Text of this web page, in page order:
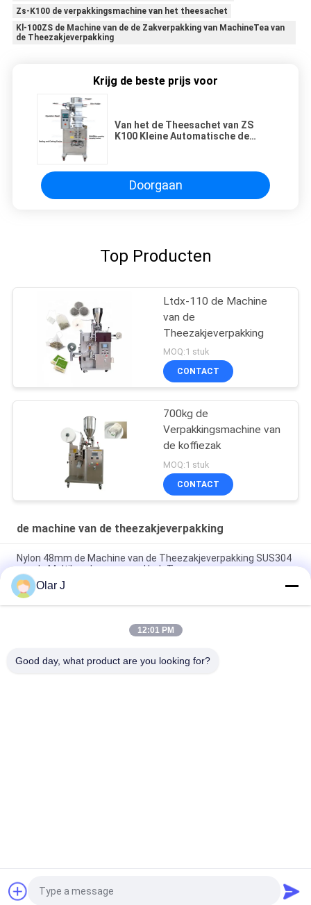
Zs-K100 de verpakkingsmachine van het theesachet
Kl-100ZS de Machine van de de Zakverpakking van MachineTea van
de Theezakjeverpakking
Krijg de beste prijs voor
Van het de Theesachet van ZS
K100 Kleine Automatische de
Doorgaan
Top Producten
Ltdx-110 de Machine
van de
Theezakjeverpakking
MOQ:1 stuk
CONTACT
700kg de
Verpakkingsmachine van
de koffiezak
MOQ:1 stuk
CONTACT
de machine van de theezakjeverpakking
Nylon 48mm de Machine van de Theezakjeverpakking SUS304
van de Multiheadweger voor Herb Tea
Ultrasone Driehoek 200cm van de de Verpakkingsmachine van
de Koffiezak de Druppelnd C60
Automatische Driehoekspl 2T 20ml de Machinepiramide van
Machine
Vraag een offerte aan
Olar J
12:01 PM
Good day, what product are you looking for?